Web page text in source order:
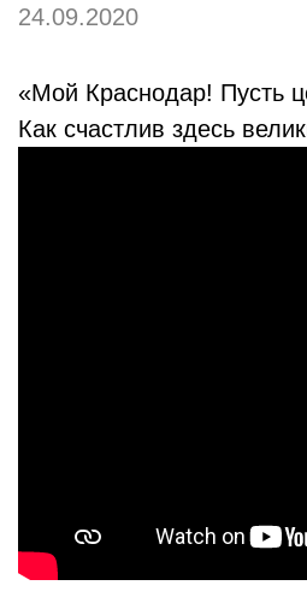
24.09.2020
«Мой Краснодар! Пусть
Как счастлив здесь